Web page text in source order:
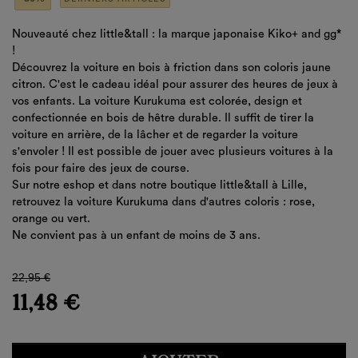
Nouveauté chez little&tall : la marque japonaise Kiko+ and gg*
!
Découvrez la voiture en bois à friction dans son coloris jaune
citron. C'est le cadeau idéal pour assurer des heures de jeux à
vos enfants. La voiture Kurukuma est colorée, design et
confectionnée en bois de hêtre durable. Il suffit de tirer la
voiture en arrière, de la lâcher et de regarder la voiture
s'envoler ! Il est possible de jouer avec plusieurs voitures à la
fois pour faire des jeux de course.
Sur notre eshop et dans notre boutique little&tall à Lille,
retrouvez la voiture Kurukuma dans d'autres coloris : rose,
orange ou vert.
Ne convient pas à un enfant de moins de 3 ans.
22,95 €
11,48 €